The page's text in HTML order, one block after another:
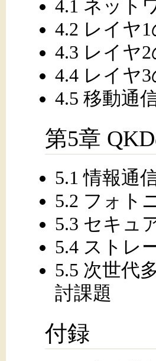
4.1 ネット
4.2 レイヤ
4.3 レイヤ
4.4 レイヤ
4.5 移動通
第5章
5.1 情報通
5.2 フォト
5.3 セキュ
5.4 ストレ
5.5 次世代
討課題
付録